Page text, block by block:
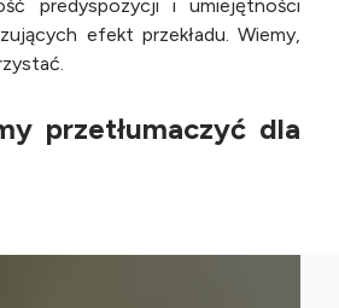
predyspozycji i umiejętności
efekt przekładu. Wiemy,
przetłumaczyć dla